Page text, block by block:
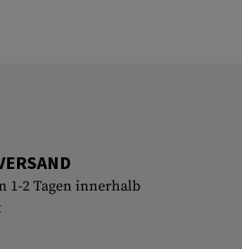
1-2 Tagen innerhalb